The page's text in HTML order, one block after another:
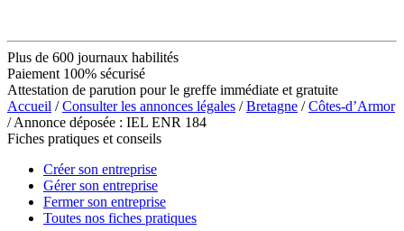
Plus de 600 journaux habilités
Paiement 100% sécurisé
Attestation de parution pour le greffe immédiate et gratuite
Accueil /Consulter les annonces légales /Bretagne /Côtes-d’Armor
/ Annonce déposée : IEL ENR 184
Fiches pratiques et conseils
Créer son entreprise
Gérer son entreprise
Fermer son entreprise
Toutes nos fiches pratiques